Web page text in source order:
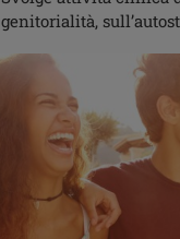
genitorialità,